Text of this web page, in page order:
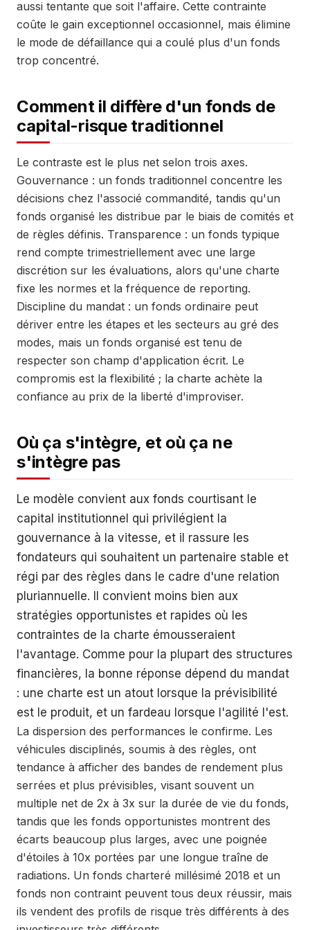
aussi tentante que soit l'affaire. Cette contrainte
coûte le gain exceptionnel occasionnel, mais élimine
le mode de défaillance qui a coulé plus d'un fonds
trop concentré.
Comment il diffère d'un fonds de
capital-risque traditionnel
Le contraste est le plus net selon trois axes.
Gouvernance : un fonds traditionnel concentre les
décisions chez l'associé commandité, tandis qu'un
fonds organisé les distribue par le biais de comités et
de règles définis. Transparence : un fonds typique
rend compte trimestriellement avec une large
discrétion sur les évaluations, alors qu'une charte
fixe les normes et la fréquence de reporting.
Discipline du mandat : un fonds ordinaire peut
dériver entre les étapes et les secteurs au gré des
modes, mais un fonds organisé est tenu de
respecter son champ d'application écrit. Le
compromis est la flexibilité ; la charte achète la
confiance au prix de la liberté d'improviser.
Où ça s'intègre, et où ça ne
s'intègre pas
Le modèle convient aux fonds courtisant le
capital institutionnel qui privilégient la
gouvernance à la vitesse, et il rassure les
fondateurs qui souhaitent un partenaire stable et
régi par des règles dans le cadre d'une relation
pluriannuelle. Il convient moins bien aux
stratégies opportunistes et rapides où les
contraintes de la charte émousseraient
l'avantage. Comme pour la plupart des structures
financières, la bonne réponse dépend du mandat
: une charte est un atout lorsque la prévisibilité
est le produit, et un fardeau lorsque l'agilité l'est.
La dispersion des performances le confirme. Les
véhicules disciplinés, soumis à des règles, ont
tendance à afficher des bandes de rendement plus
serrées et plus prévisibles, visant souvent un
multiple net de 2x à 3x sur la durée de vie du fonds,
tandis que les fonds opportunistes montrent des
écarts beaucoup plus larges, avec une poignée
d'étoiles à 10x portées par une longue traîne de
radiations. Un fonds charteré millésimé 2018 et un
fonds non contraint peuvent tous deux réussir, mais
ils vendent des profils de risque très différents à des